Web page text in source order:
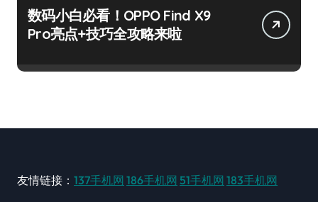
数码小白必看！OPPO Find X9
Pro亮点+技巧全攻略来啦
友情链接： 137手机网 186手机网 51手机网 183手机网